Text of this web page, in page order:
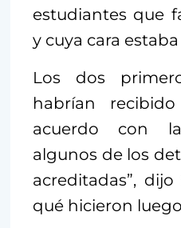
estudiantes que
y cuya cara
Los dos
habrían
acuerdo con
algunos de los
acreditadas”,
qué hicieron